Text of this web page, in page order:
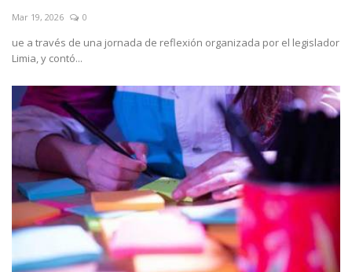
Mar 19, 2026 0
ue a través de una jornada de reflexión organizada por el legislador
Limia, y contó...